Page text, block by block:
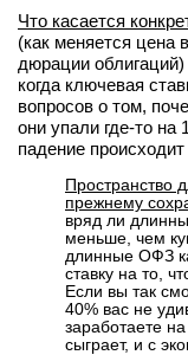
Что касается
(как меняется цена
дюрации
когда ключевая
вопросов о том,
они упали где-то на
падение
Пространство
прежнему
вряд ли
меньше, чем
длинные ОФЗ
ставку на то,
Если вы так
40% вас не
заработаете
сыграет, и с